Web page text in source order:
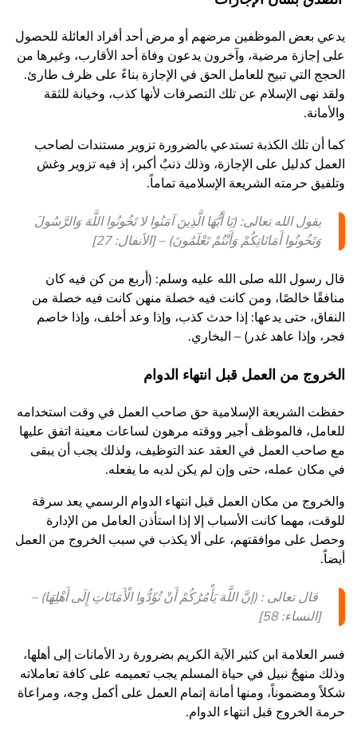
يدعي بعض الموظفين مرضهم أو مرض أحد أفراد العائلة للحصول
على إجازة مرضية، وآخرون يدعون وفاة أحد الأقارب، وغيرها من
الحجج التي تبيح للعامل الحق في الإجازة بناءً على ظرف طارئ.
ولقد نهى الإسلام عن تلك التصرفات لأنها كذب، وخيانة للثقة
والأمانة.
كما أن تلك الكذبة تستدعي بالضرورة تزوير مستندات لصاحب
العمل كدليل على الإجازة، وذلك ذنبٌ أكبر، إذ فيه تزوير وغش
وتلفيق حرمته الشريعة الإسلامية تماماً.
يقول الله تعالى: (يَا أَيُّهَا الَّذِينَ آمَنُوا لا تَخُونُوا اللَّهَ وَالرَّسُولَ
وَتَخُونُوا أَمَانَاتِكُمْ وَأَنْتُمْ تَعْلَمُونَ) – [الأنفال: 27]
قال رسول الله صلى الله عليه وسلم: (أربع من كن فيه كان
منافقًا خالصًا، ومن كانت فيه خصلة منهن كانت فيه خصلة من
النفاق، حتى يدعها: إذا حدث كذب، وإذا وعد أخلف، وإذا خاصم
فجر، وإذا عاهد غدر) – البخاري.
الخروج من العمل قبل انتهاء الدوام
حفظت الشريعة الإسلامية حق صاحب العمل في وقت استخدامه
للعامل، فالموظف أجير ووقته مرهون لساعات معينة اتفق عليها
مع صاحب العمل في العقد عند التوظيف، ولذلك يجب أن يبقى
في مكان عمله، حتى وإن لم يكن لديه ما يفعله.
والخروج من مكان العمل قبل انتهاء الدوام الرسمي يعد سرقة
للوقت، مهما كانت الأسباب إلا إذا استأذن العامل من الإدارة
وحصل على موافقتهم، على ألا يكذب في سبب الخروج من العمل
أيضاً.
قال تعالى : (إنَّ اللَّهَ يَأْمُرُكُمْ أَنْ تُؤَدُّوا الْأَمَانَاتِ إِلَى أَهْلِهَا) –
[النساء: 58]
فسر العلامة ابن كثير الآية الكريم بضرورة رد الأمانات إلى أهلها،
وذلك منهجٌ نبيل في حياة المسلم يجب تعميمه على كافة تعاملاته
شكلاً ومضموناً، ومنها أمانة إتمام العمل على أكمل وجه، ومراعاة
حرمة الخروج قبل انتهاء الدوام.